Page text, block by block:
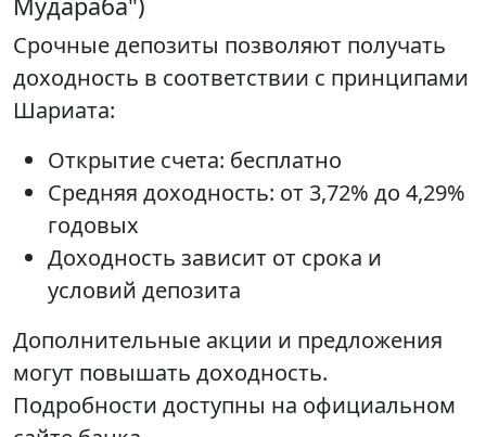
Мудараба")
Срочные депозиты позволяют получать
доходность в соответствии с принципами
Шариата:
Открытие счета: бесплатно
Средняя доходность: от 3,72% до 4,29%
годовых
Доходность зависит от срока и
условий депозита
Дополнительные акции и предложения
могут повышать доходность.
Подробности доступны на официальном